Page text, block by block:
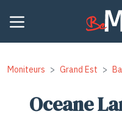
Moniteurs Grand Est
Oceane